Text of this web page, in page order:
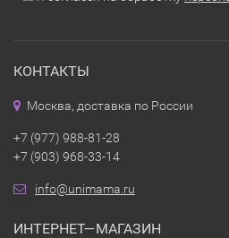
КОНТАКТЫ
Москва, доставка по России
+7 (977) 988-81-28
+7 (903) 968-33-14
info@unimama.ru
ИНТЕРНЕТ—МАГАЗИН